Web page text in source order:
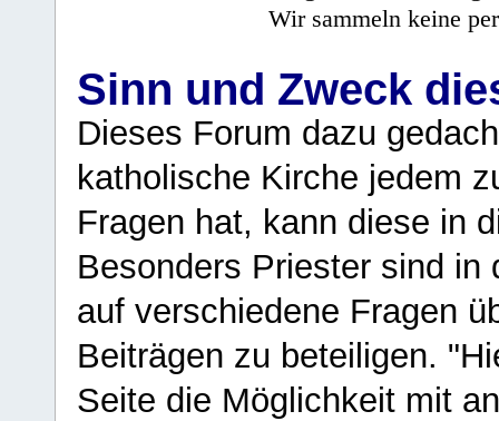
Wir sammeln keine
Sinn und Zweck
Dieses Forum dazu
katholische Kirche jedem
Fragen hat, kann diese in
Besonders Priester sind in
auf verschiedene Fragen
Beiträgen zu beteiligen.
Seite die Möglichkeit mit